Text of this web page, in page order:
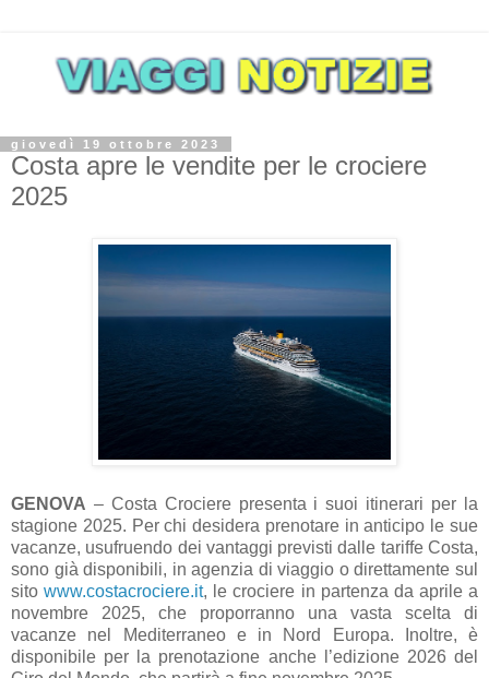
giovedì 19 ottobre 2023
Costa apre le vendite per le crociere
2025
GENOVA – Costa Crociere presenta i suoi itinerari per la
stagione 2025. Per chi desidera prenotare in anticipo le sue
vacanze, usufruendo dei vantaggi previsti dalle tariffe Costa,
sono già disponibili, in agenzia di viaggio o direttamente sul
sitowww.costacrociere.it, le crociere in partenza da aprile a
novembre 2025, che proporranno una vasta scelta di
vacanze nel Mediterraneo e in Nord Europa. Inoltre, è
disponibile per la prenotazione anche l’edizione 2026 del